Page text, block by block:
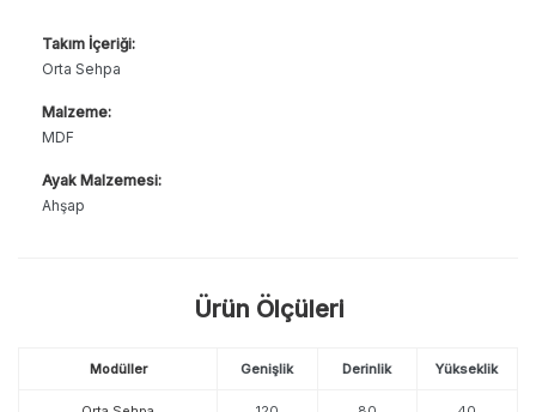
Takım İçeriği:
Orta Sehpa
Malzeme:
MDF
Ayak Malzemesi:
Ahşap
Ürün Ölçüleri
Modüller Genişlik Derinlik Yükseklik